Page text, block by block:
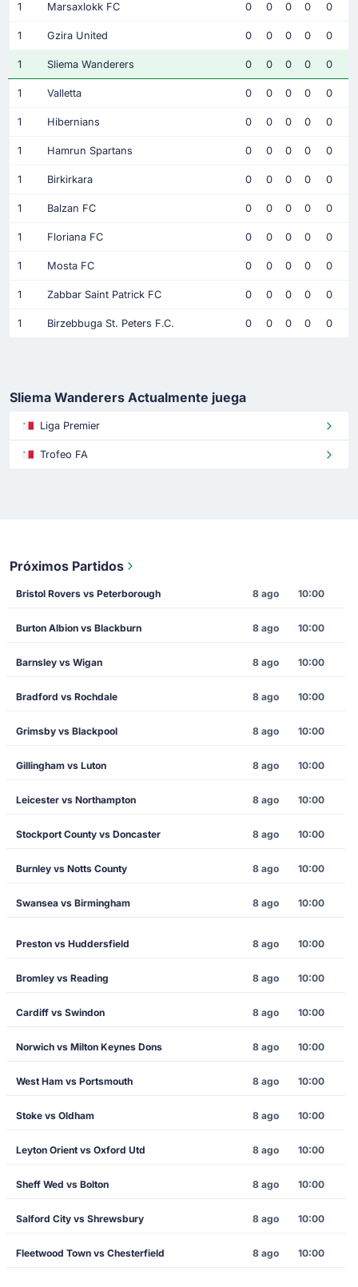
1 Marsaxlokk FC 0 0 0 0 0
1 Gzira United 0 0 0 0 0
1 Sliema Wanderers 0 0 0 0 0
1 Valletta 0 0 0 0 0
1 Hibernians 0 0 0 0 0
1 Hamrun Spartans 0 0 0 0 0
1 Birkirkara 0 0 0 0 0
1 Balzan FC 0 0 0 0 0
1 Floriana FC 0 0 0 0 0
1 Mosta FC 0 0 0 0 0
1 Zabbar Saint Patrick FC 0 0 0 0 0
1 Birzebbuga St. Peters F.C. 0 0 0 0 0
Sliema Wanderers Actualmente juega
Liga Premier
Trofeo FA
Próximos Partidos
Bristol Rovers vs Peterborough 8 ago 10:00
Burton Albion vs Blackburn 8 ago 10:00
Barnsley vs Wigan 8 ago 10:00
Bradford vs Rochdale 8 ago 10:00
Grimsby vs Blackpool 8 ago 10:00
Gillingham vs Luton 8 ago 10:00
Leicester vs Northampton 8 ago 10:00
Stockport County vs Doncaster 8 ago 10:00
Burnley vs Notts County 8 ago 10:00
Swansea vs Birmingham 8 ago 10:00
Preston vs Huddersfield 8 ago 10:00
Bromley vs Reading 8 ago 10:00
Cardiff vs Swindon 8 ago 10:00
Norwich vs Milton Keynes Dons 8 ago 10:00
West Ham vs Portsmouth 8 ago 10:00
Stoke vs Oldham 8 ago 10:00
Leyton Orient vs Oxford Utd 8 ago 10:00
Sheff Wed vs Bolton 8 ago 10:00
Salford City vs Shrewsbury 8 ago 10:00
Fleetwood Town vs Chesterfield 8 ago 10:00